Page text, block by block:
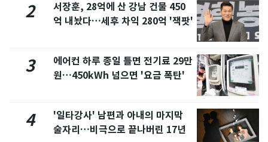
2
서장훈, 28억에 산 강남 건물 450
억 내놨다…세후 차익 280억 '잭팟'
3
에어컨 하루 종일 틀면 전기료 29만
원…450kWh 넘으면 '요금 폭탄'
4
'일타강사' 남편과 아내의 마지막
술자리…비극으로 끝나버린 17년